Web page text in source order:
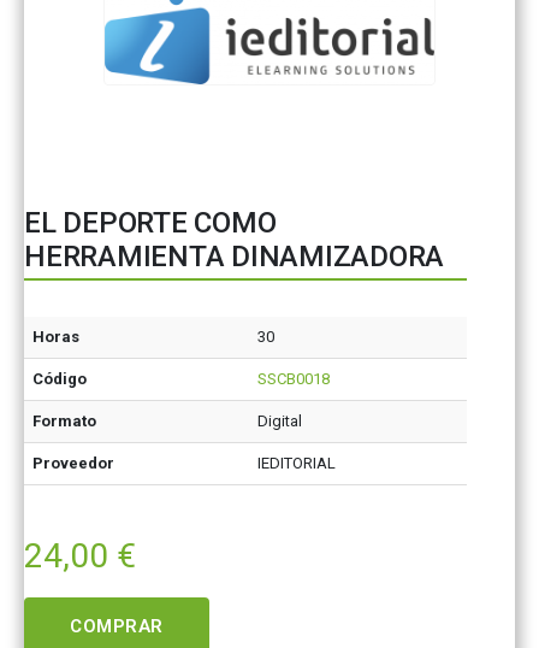
EL DEPORTE COMO
HERRAMIENTA DINAMIZADORA
Horas 30
Código SSCB0018
Formato Digital
Proveedor IEDITORIAL
24,00 €
COMPRAR